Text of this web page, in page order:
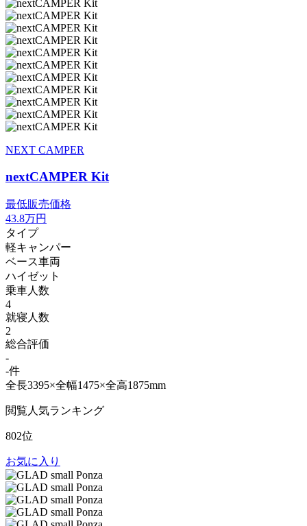
NEXT CAMPER
nextCAMPER Kit
最低販売価格
43.8万円
タイプ
軽キャンパー
ベース車両
ハイゼット
乗車人数
4
就寝人数
2
総合評価
-
-件
全長3395×全幅1475×全高1875mm
閲覧人気ランキング
802位
お気に入り